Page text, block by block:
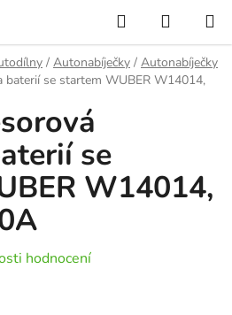
Hledat
KOŠÍK
/ Autonabíječky / Autonabíječky
baterií se startem WUBER W14014,
se
W14014,
hodnocení